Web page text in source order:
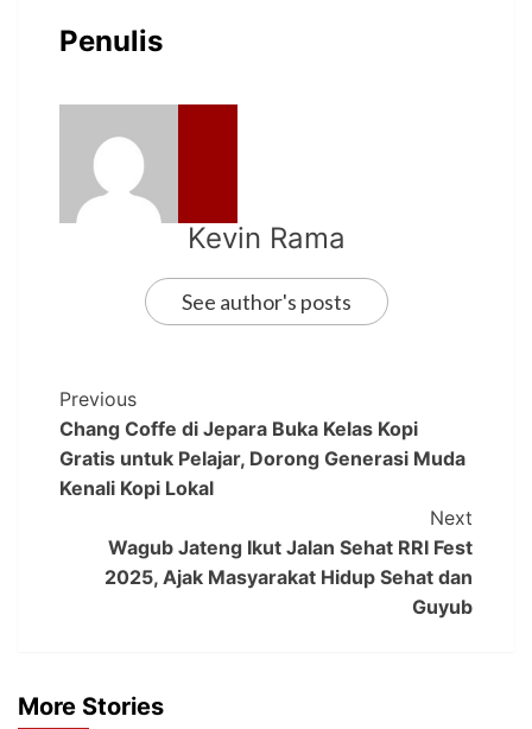
Penulis
Kevin Rama
See author's posts
Previous
Chang Coffe di Jepara Buka Kelas Kopi
Gratis untuk Pelajar, Dorong Generasi Muda
Kenali Kopi Lokal
Next
Wagub Jateng Ikut Jalan Sehat RRI Fest
2025, Ajak Masyarakat Hidup Sehat dan
Guyub
More Stories